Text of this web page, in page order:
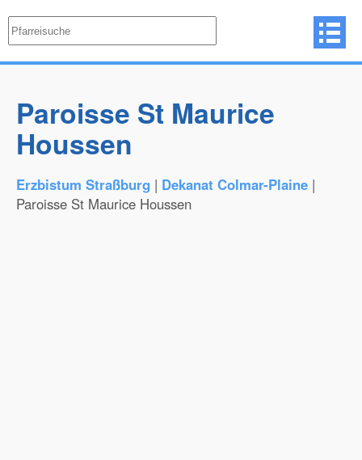
Paroisse St Maurice
Houssen
Erzbistum Straßburg | Dekanat Colmar-Plaine |
Paroisse St Maurice Houssen